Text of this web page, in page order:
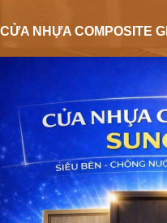
CỬA NHỰA COMPOSITE